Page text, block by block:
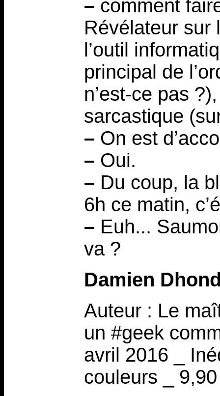
– comment
Révélateur sur
l’outil
principal de
n’est-ce pas
sarcastique
– On est
– Oui.
– Du coup, la
6h ce matin,
– Euh...
va ?
Damien
Auteur : Le
un #geek
avril 2016 _
couleurs _